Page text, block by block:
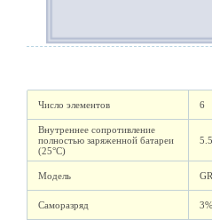
Число элементов 6
Внутреннее сопротивление
полностью заряженной батареи
(25°C)
Модель
Саморазряд